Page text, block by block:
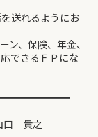
送れるようにお
ン、保険、年金、
できるＦＰにな
口 貴之